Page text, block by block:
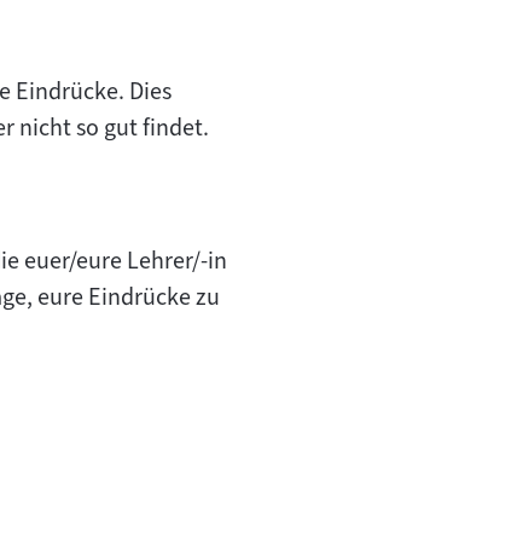
Eindrücke. Dies
nicht so gut findet.
euer/eure Lehrer/-in
eure Eindrücke zu